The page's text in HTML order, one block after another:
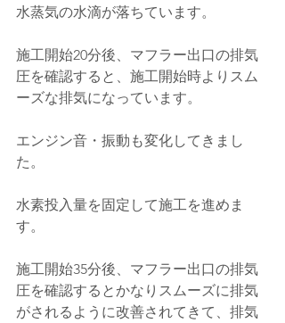
水蒸気の水滴が落ちています。
施工開始20分後、マフラー出口の排気
圧を確認すると、施工開始時よりスム
ーズな排気になっています。
エンジン音・振動も変化してきまし
た。
水素投入量を固定して施工を進めま
す。
施工開始35分後、 マフラー出口の排気
圧を確認するとかなりスムーズに排気
がされるように改善されてきて、排気